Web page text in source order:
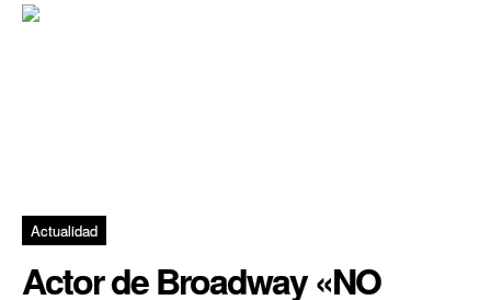
Actualidad
Actor de Broadway «NO